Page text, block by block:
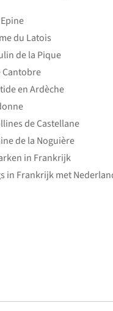
du Latois
de la Pique
Cantobre
en Ardèche
de Castellane
de la Noguière
in Frankrijk
in Frankrijk met